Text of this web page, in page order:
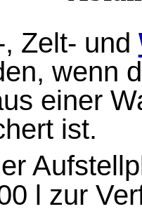
Zelt- und
wenn
einer
ist.
l zur